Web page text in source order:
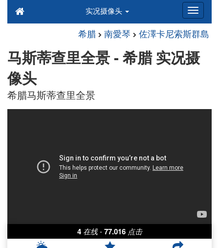
实况摄像头
希腊 南愛琴 佐澤卡尼索斯群島
马斯蒂查里全景 - 希腊 实况摄
像头
希腊马斯蒂查里全景
4 在线 - 77.016 点击